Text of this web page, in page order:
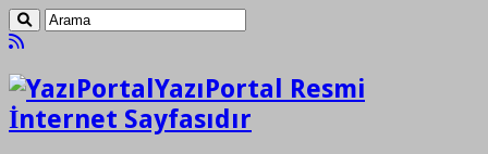
YazıPortal Resmi
İnternet Sayfasıdır